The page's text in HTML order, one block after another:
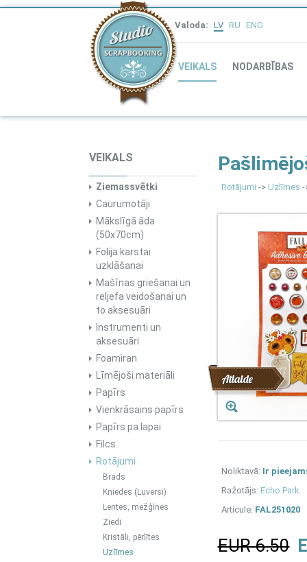
Valoda: LV RU ENG
VEIKALS NODARBĪBAS
VEIKALS
Ziemassvētki
Caurumotāji
Mākslīgā āda
(50x70cm)
Folija karstai
uzklāšanai
Mašīnas griešanai un
reljefa veidošanai un
to aksesuāri
Instrumenti un
aksesuāri
Foamiran
Līmējoši materiāli
Papīrs
Vienkrāsains papīrs
Papīrs pa lapai
Filcs
Rotājumi
Brads
Kniedes (Luversi)
Lentes, mežģīnes
Ziedi
Kristāli, pērlītes
Uzlīmes
Rotājumi -> Uzlīmes -
Atlaide
Noliktavā: Ir
Ražotājs: Echo Park
Articule: FAL251020
EUR 6.50